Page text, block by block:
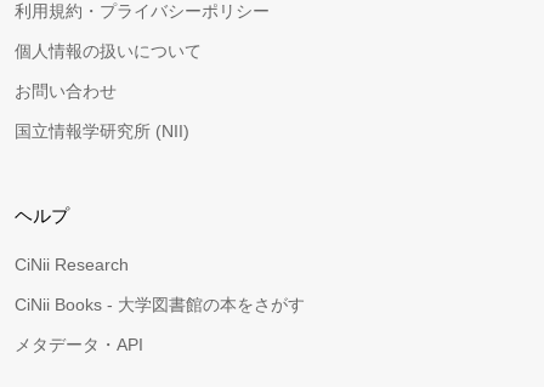
利用規約・プライバシーポリシー
個人情報の扱いについて
お問い合わせ
国立情報学研究所 (NII)
ヘルプ
CiNii Research
CiNii Books - 大学図書館の本をさがす
メタデータ・API